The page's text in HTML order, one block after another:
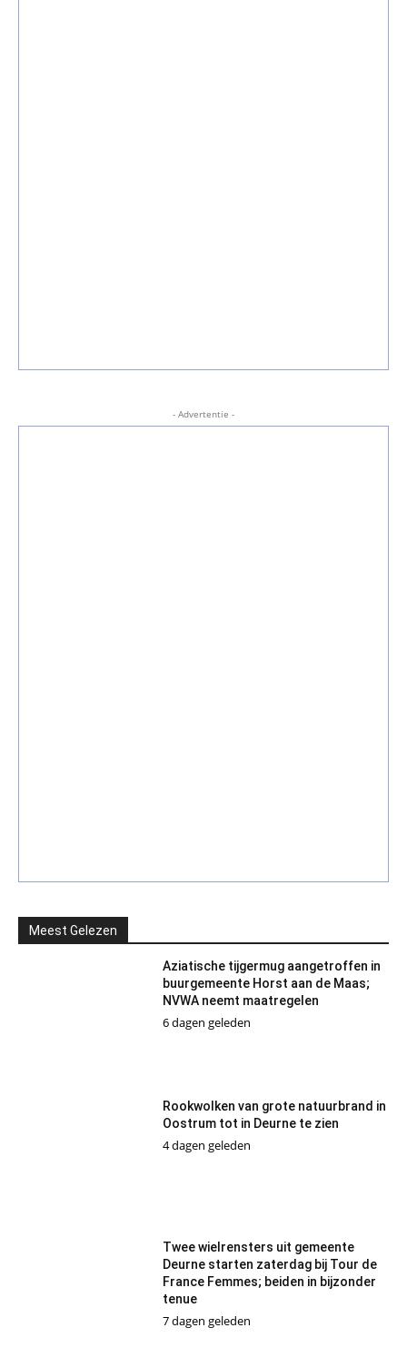
- Advertentie -
Meest Gelezen
Aziatische tijgermug aangetroffen in
buurgemeente Horst aan de Maas;
NVWA neemt maatregelen
6 dagen geleden
Rookwolken van grote natuurbrand in
Oostrum tot in Deurne te zien
4 dagen geleden
Twee wielrensters uit gemeente
Deurne starten zaterdag bij Tour de
France Femmes; beiden in bijzonder
tenue
7 dagen geleden